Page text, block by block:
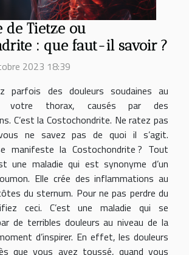
de Tietze ou
: que faut-il savoir ?
2023 18:39
parfois des douleurs soudaines au
votre thorax, causés par des
C’est la Costochondrite. Ne ratez pas
ne savez pas de quoi il s’agit.
manifeste la Costochondrite ? Tout
une maladie qui est synonyme d’un
Elle crée des inflammations au
du sternum. Pour ne pas perdre du
ceci. C’est une maladie qui se
de terribles douleurs au niveau de la
d’inspirer. En effet, les douleurs
que vous ayez toussé, quand vous